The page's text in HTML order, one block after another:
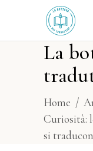
La
Home /
Curiosità:
si